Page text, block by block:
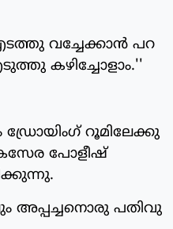
വച്ചേക്കാന്‍ പറ
കഴിച്ചോളാം.''
ഡ്രോയിംഗ് റൂമിലേക്കു
പോളീഷ്
അപ്പച്ചനൊരു പതിവു